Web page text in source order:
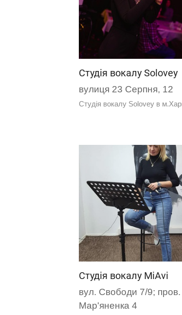
Студія вокалу Solovey
вулиця 23 Серпня, 12
Студія вокалу Solovey в
Студія вокалу MiAvi
вул. Свободи 7/9; пров.
Мар'яненка 4